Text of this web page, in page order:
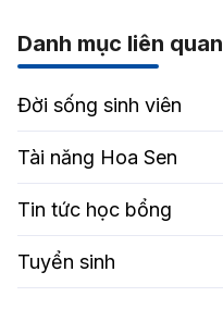
Danh mục liên quan
Đời sống sinh viên
Tài năng Hoa Sen
Tin tức học bổng
Tuyển sinh